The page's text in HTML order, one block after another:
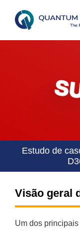
Estudo de
Visão geral
Um dos